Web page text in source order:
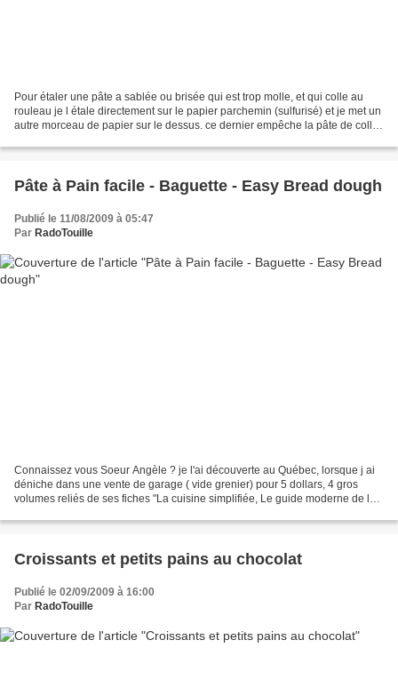
Pour étaler une pâte a sablée ou brisée qui est trop molle, et qui colle au
rouleau je l étale directement sur le papier parchemin (sulfurisé) et je met un
autre morceau de papier sur le dessus. ce dernier empêche la pâte de coller
Pâte à Pain facile - Baguette - Easy Bread dough
Publié le 11/08/2009 à 05:47
Par RadoTouille
Connaissez vous Soeur Angèle ? je l'ai découverte au Québec, lorsque j ai
déniche dans une vente de garage ( vide grenier) pour 5 dollars, 4 gros
volumes reliés de ses fiches "La cuisine simplifiée, Le guide moderne de la
Croissants et petits pains au chocolat
Publié le 02/09/2009 à 16:00
Par RadoTouille